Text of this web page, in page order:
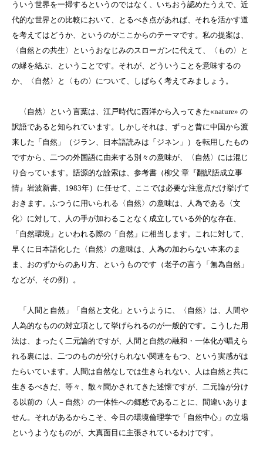
ういう世界を一掃するというのではなく、いちおう認めたうえで、近
代的な世界との比較において、とるべき点があれば、それを活かす道
を考えてはどうか、というのがここからのテーマです。私の提案は、
〈自然との共生〉というおなじみのスローガンに代えて、〈もの〉と
の縁を結ぶ、ということです。それが、どういうことを意味するの
か、〈自然〉と〈もの〉について、しばらく考えてみましょう。
〈自然〉という言葉は、江戸時代に西洋から入ってきた«nature» の
訳語であると知られています。しかしそれは、ずっと昔に中国から渡
来した「自然」（ジラン、日本語読みは「ジネン」）を転用したもの
ですから、二つの外国語に由来する別々の意味が、〈自然〉には混じ
り合っています。語源的な詮索は、参考書（柳父 章『翻訳語成立事
情』岩波新書、1983年）に任せて、ここでは必要な注意点だけ挙げて
おきます。ふつうに用いられる〈自然〉の意味は、人為である〈文
化〉に対して、人の手が加わることなく成立している外的な存在、
「自然環境」といわれる際の「自然」に相当します。これに対して、
早くに日本語化した〈自然〉の意味は、人為の加わらない本来のま
ま、おのずからのあり方、というものです（老子の言う「無為自然」
などが、その例）。
「人間と自然」「自然と文化」というように、〈自然〉は、人間や
人為的なものの対立項として挙げられるのが一般的です。こうした用
法は、まったく二元論的ですが、人間と自然の融和・一体化が唱えら
れる裏には、二つのものが分けられない関連をもつ、という実感がは
たらいています。人間は自然なしでは生きられない、人は自然と共に
生きるべきだ、等々、散々聞かされてきた述懐ですが、二元論が分け
る以前の〈人－自然〉の一体性への郷愁であることに、間違いありま
せん。それがあるからこそ、今日の環境倫理学で「自然中心」の立場
というようなものが、大真面目に主張されているわけです。